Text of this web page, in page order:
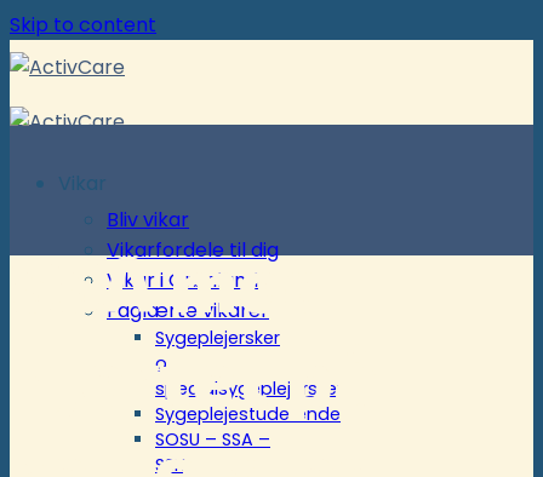
Skip to content
Vikar
Bliv vikar
Vikarfordele til dig
Vikar i Grønland
Faglærte vikarer
Sygeplejersker
og
specialsygeplejersker
Sygeplejestuderende
SOSU – SSA –
SSH
SSA med
hjertet på